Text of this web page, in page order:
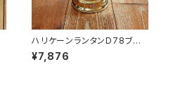
ハリケーンランタンD78ブラ
ス
¥7,876